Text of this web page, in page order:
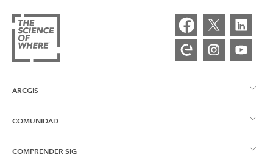
ARCGIS
Descripción general de ArcGIS
Representación cartográfica
COMUNIDAD
Comunidad de Esri
COMPRENDER SIG